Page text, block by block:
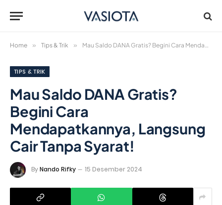
Home » Tips & Trik » Mau Saldo DANA Gratis? Begini Cara Mendapatkannya, Langsung Cair Tanpa Syarat!
TIPS & TRIK
Mau Saldo DANA Gratis?
Begini Cara
Mendapatkannya, Langsung
Cair Tanpa Syarat!
ByNando Rifky 15 Desember 2024